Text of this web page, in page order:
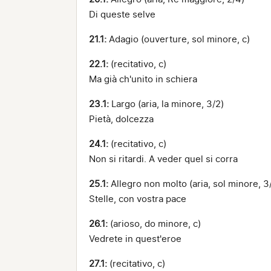
Di queste selve
21.1: Adagio (ouverture, sol minore, c)
22.1: (recitativo, c)
Ma già ch'unito in schiera
23.1: Largo (aria, la minore, 3/2)
Pietà, dolcezza
24.1: (recitativo, c)
Non si ritardi. A veder quel si corra
25.1: Allegro non molto (aria, sol minore,
Stelle, con vostra pace
26.1: (arioso, do minore, c)
Vedrete in quest'eroe
27.1: (recitativo, c)